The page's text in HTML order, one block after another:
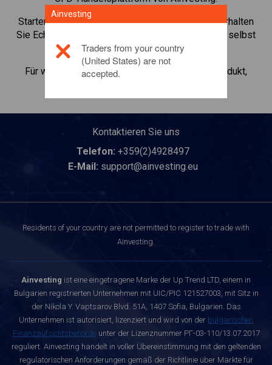
Starten Sie mit dem Handel von CFDs aufVisa. Erhalten
Sie Echtzeit-Preise und Dividenden, als wenn Sie selbst
die Aktie halten.
Für weitere Informationen zu diesem Anlageprodukt,
Kontaktieren Sie uns
Telefon: +359(2)4928497
E-Mail: support@ainvesting.eu
Residents of your country are not permitted to register to trade with
Ainvesting.
Ainvesting ist eine eingetragene Marke der Up Trend LTD, einem in
Bulgarien registrierten Unternehmen mit UIC/PIC 121527003, mit Sitz in
der Nikola Y. Vaptsarov Blvd. 51A, 1407 Sofia, Bulgarien. Das
Unternehmen ist autorisiert, lizenziert und wird von der bulgarischen
Finanzaufsichtsbehördeunter der Lizenznummer РГ-03-110/13.07.2017
reguliert. Ainvesting handelt in voller Übereinstimmung mit den geltenden
regulatorischen Anforderungen gemäß der Richtlinie über Märkte für
Ainvesting
Traders from your country
(United States) are not
accepted.